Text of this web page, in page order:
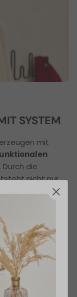
SYSTEM
mit
die
nicht nur
3er-Set
und